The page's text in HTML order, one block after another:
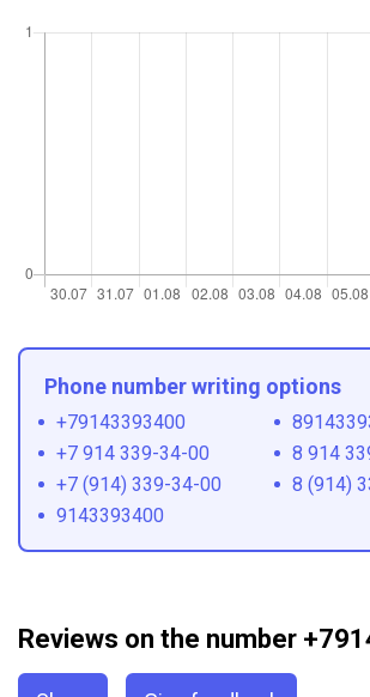
Phone number writing options
+79143393400
+7 914 339-34-00
8 914
+7 (914) 339-34-00
8 (914)
9143393400
Reviews on the number